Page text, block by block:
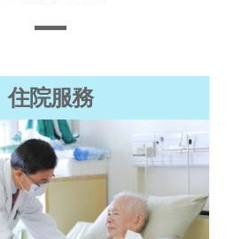
治療套式服務